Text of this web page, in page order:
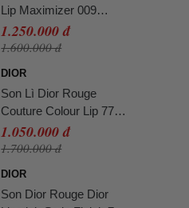
Lip Maximizer 009
Intense Rosewood Màu
Hồng Đất
1.250.000 đ
1.600.000 đ
DIOR
Son Lì Dior Rouge
Couture Colour Lip 777
Fahrenheit Velvet Finish
Màu Đỏ Cam
1.050.000 đ
1.700.000 đ
DIOR
Son Dior Rouge Dior